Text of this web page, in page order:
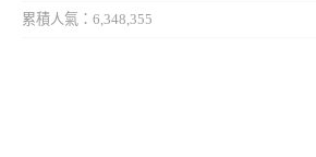
累積人氣：6,348,355